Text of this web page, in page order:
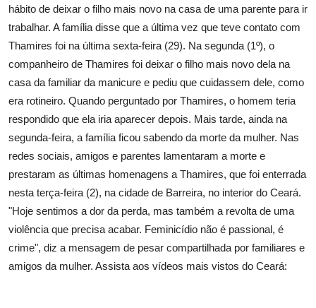
hábito de deixar o filho mais novo na casa de uma parente para ir
trabalhar. A família disse que a última vez que teve contato com
Thamires foi na última sexta-feira (29). Na segunda (1º), o
companheiro de Thamires foi deixar o filho mais novo dela na
casa da familiar da manicure e pediu que cuidassem dele, como
era rotineiro. Quando perguntado por Thamires, o homem teria
respondido que ela iria aparecer depois. Mais tarde, ainda na
segunda-feira, a família ficou sabendo da morte da mulher. Nas
redes sociais, amigos e parentes lamentaram a morte e
prestaram as últimas homenagens a Thamires, que foi enterrada
nesta terça-feira (2), na cidade de Barreira, no interior do Ceará.
"Hoje sentimos a dor da perda, mas também a revolta de uma
violência que precisa acabar. Feminicídio não é passional, é
crime", diz a mensagem de pesar compartilhada por familiares e
amigos da mulher. Assista aos vídeos mais vistos do Ceará: